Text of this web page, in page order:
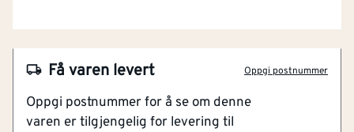
Få varen levert Oppgi postnummer
Oppgi postnummer for å se om denne
varen er tilgjengelig for levering til
NOBB
56211033
Artikkelnummer
101273539